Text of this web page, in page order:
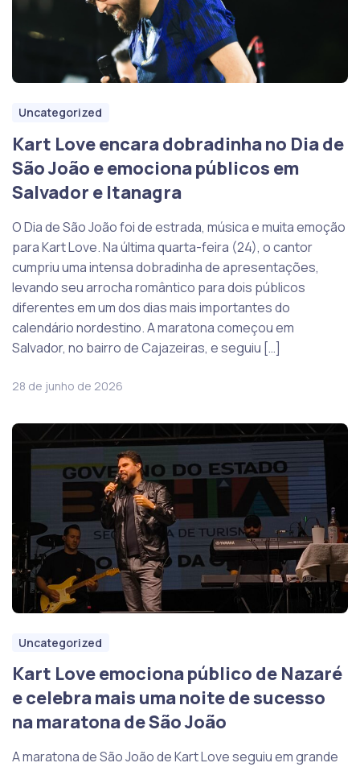
Uncategorized
Kart Love encara dobradinha no Dia de
São João e emociona públicos em
Salvador e Itanagra
O Dia de São João foi de estrada, música e muita emoção
para Kart Love. Na última quarta-feira (24), o cantor
cumpriu uma intensa dobradinha de apresentações,
levando seu arrocha romântico para dois públicos
diferentes em um dos dias mais importantes do
calendário nordestino. A maratona começou em
Salvador, no bairro de Cajazeiras, e seguiu […]
28 de junho de 2026
Uncategorized
Kart Love emociona público de Nazaré
e celebra mais uma noite de sucesso
na maratona de São João
A maratona de São João de Kart Love seguiu em grande